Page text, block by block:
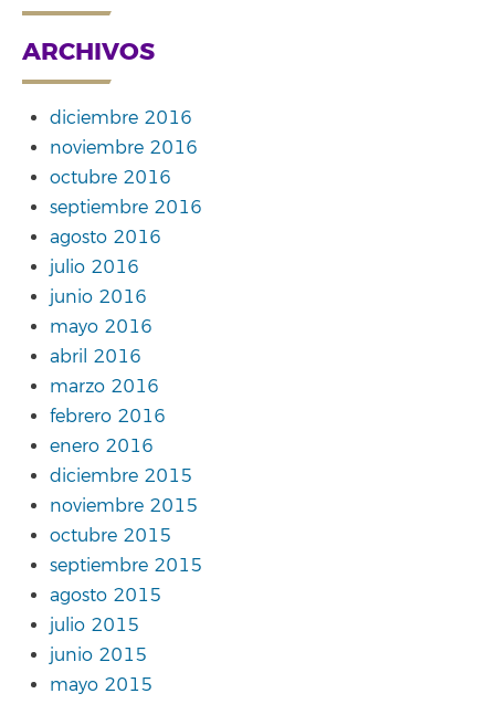
ARCHIVOS
diciembre 2016
noviembre 2016
octubre 2016
septiembre 2016
agosto 2016
julio 2016
junio 2016
mayo 2016
abril 2016
marzo 2016
febrero 2016
enero 2016
diciembre 2015
noviembre 2015
octubre 2015
septiembre 2015
agosto 2015
julio 2015
junio 2015
mayo 2015